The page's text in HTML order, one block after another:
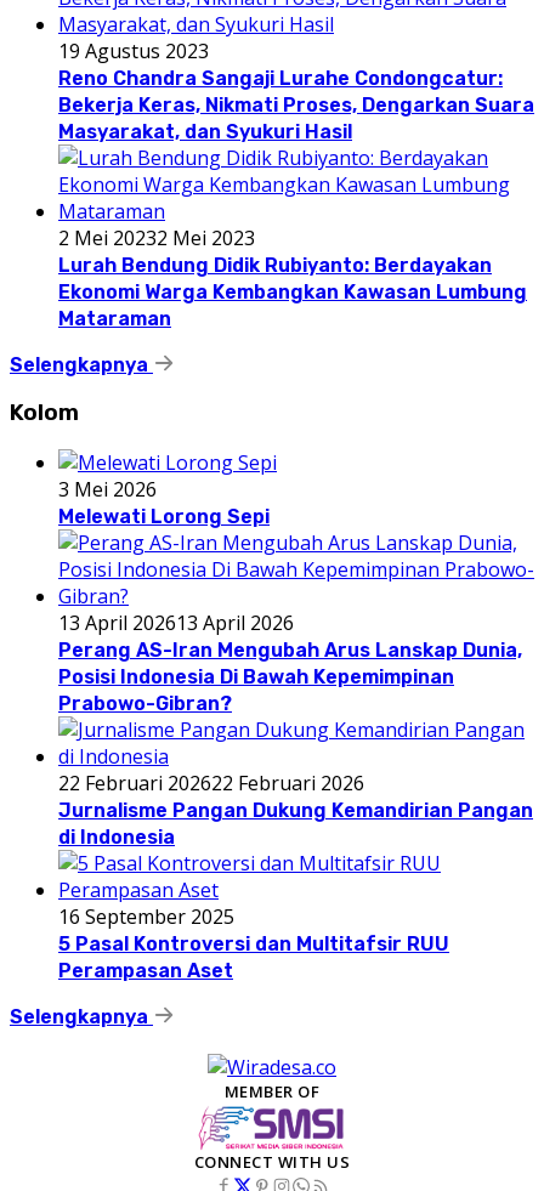
19 Agustus 2023
Reno Chandra Sangaji Lurahe Condongcatur:
Bekerja Keras, Nikmati Proses, Dengarkan Suara
Masyarakat, dan Syukuri Hasil
2 Mei 20232 Mei 2023
Lurah Bendung Didik Rubiyanto: Berdayakan
Ekonomi Warga Kembangkan Kawasan Lumbung
Mataraman
Selengkapnya
Kolom
3 Mei 2026
Melewati Lorong Sepi
13 April 202613 April 2026
Perang AS-Iran Mengubah Arus Lanskap Dunia,
Posisi Indonesia Di Bawah Kepemimpinan
Prabowo-Gibran?
22 Februari 202622 Februari 2026
Jurnalisme Pangan Dukung Kemandirian Pangan
di Indonesia
16 September 2025
5 Pasal Kontroversi dan Multitafsir RUU
Perampasan Aset
Selengkapnya
MEMBER OF
CONNECT WITH US